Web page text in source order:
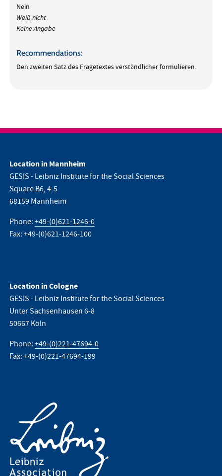
Nein
Weiß nicht
Keine Angabe
Recommendations:
Den zweiten Satz des Fragetextes verständlicher formulieren.
Location in Mannheim
GESIS - Leibniz Institute for the Social Sciences
Square B6, 4-5
68159 Mannheim
Phone:+49-(0)621-1246-0
Fax: +49-(0)621-1246-100
Location in Cologne
GESIS - Leibniz Institute for the Social Sciences
Unter Sachsenhausen 6-8
50667 Köln
Phone:+49-(0)221-47694-0
Fax: +49-(0)221-47694-199